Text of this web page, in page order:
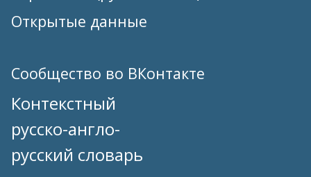
Открытые данные
Сообщество во ВКонтакте
Контекстный
русско-англо-
русский словарь